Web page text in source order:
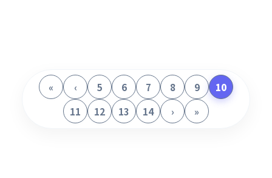
« ‹ 5 6 7 8 9
10
11
12 13 14 › »